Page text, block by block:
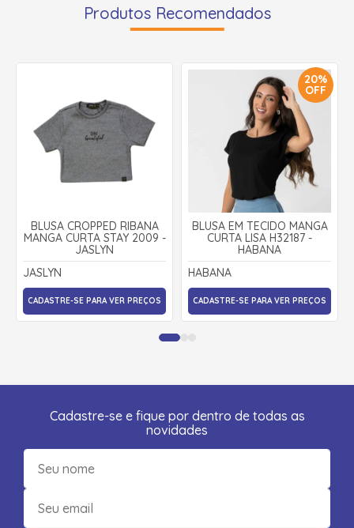
Produtos Recomendados
BLUSA CROPPED RIBANA
MANGA CURTA STAY 2009 -
JASLYN
JASLYN
CADASTRE-SE PARA VER PREÇOS
20%
OFF
BLUSA EM TECIDO MANGA
CURTA LISA H32187 -
HABANA
HABANA
CADASTRE-SE PARA VER PREÇOS
Cadastre-se e fique por dentro de todas as
novidades